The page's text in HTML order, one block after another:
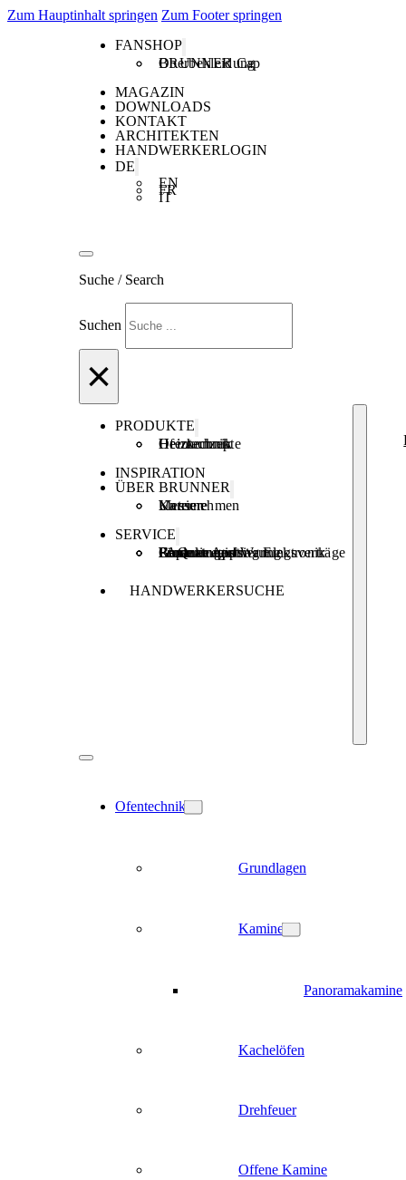
Zum Hauptinhalt springen Zum Footer springen
FANSHOP
Oberbekleidung
BRUNNER Cap
MAGAZIN
DOWNLOADS
KONTAKT
ARCHITEKTEN
HANDWERKERLOGIN
DE
EN
FR
IT
Suche / Search
Suchen
×
PRODUKTE
Ofentechnik
Heiztechnik
Heizkonzepte
INSPIRATION
ÜBER BRUNNER
Unternehmen
Karriere
Messen
SERVICE
Produktregistrierung
Brunner Apps
FAQ
Förderungen
Garantie und Wartungsverträge
Reparaturauftrag Elektronik
HANDWERKERSUCHE
Ofentechnik
Grundlagen
Kamine
Panoramakamine
Kachelöfen
Drehfeuer
Offene Kamine